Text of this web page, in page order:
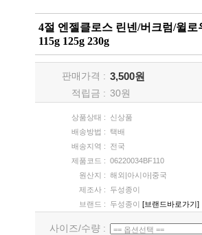
4절 엔젤클로스 린넨/버크럼/윌
115g 125g 230g
판매가격 : 3,500원
적립금 : 30원
상품상태 :
신상품
배송방법 :
택배
배송지역 :
전국
제품코드 : 06220034BF110
원산지 : 해외|아시아|중국
제조사 :
두성종이
브랜드 :
두성종이 [브랜드바로가기]
사이즈/수량 :